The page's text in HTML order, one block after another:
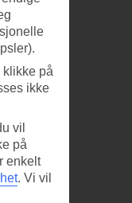
klikke på
ikke
vil
på
enkelt
. Vi vil